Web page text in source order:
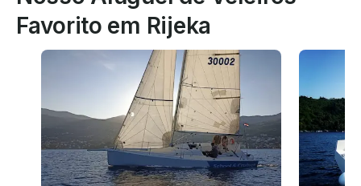
Favorito em Rijeka